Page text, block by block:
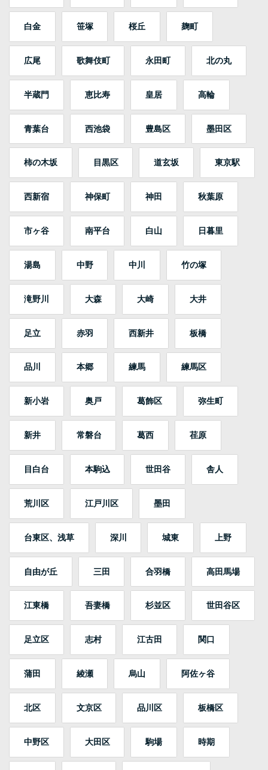
白金 笹塚 桜丘 麹町
広尾 歌舞伎町 永田町 北の丸
半蔵門 恵比寿 皇居 高輪
青葉台 西池袋 豊島区 墨田区
柿の木坂 目黒区 道玄坂 東京駅
西新宿 神保町 神田 秋葉原
市ヶ谷 南平台 白山 日暮里
湯島 中野 中川 竹の塚
滝野川 大森 大崎 大井
足立 赤羽 西新井 板橋
品川 本郷 練馬 練馬区
新小岩 奥戸 葛飾区 弥生町
新井 常磐台 葛西 荏原
目白台 本駒込 世田谷 舎人
荒川区 江戸川区 墨田
台東区、浅草 深川 城東 上野
自由が丘 三田 合羽橋 高田馬場
江東橋 吾妻橋 杉並区 世田谷区
足立区 志村 江古田 関口
蒲田 綾瀬 烏山 阿佐ヶ谷
北区 文京区 品川区 板橋区
中野区 大田区 駒場 時期